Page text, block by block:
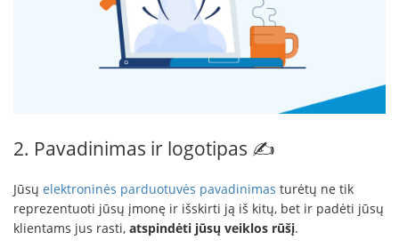
2. Pavadinimas ir logotipas ✍️
Jūsų elektroninės parduotuvės pavadinimas turėtų ne tik
reprezentuoti jūsų įmonę ir išskirti ją iš kitų, bet ir padėti jūsų
klientams jus rasti, atspindėti jūsų veiklos rūšį.